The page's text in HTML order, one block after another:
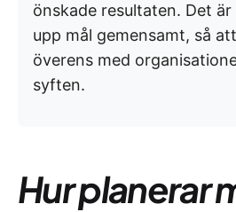
önskade resultaten. Det
upp mål gemensamt, så
överens med
syften.
Hur planerar